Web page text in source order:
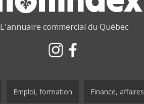
L'annuaire commercial du Québec
Emploi, formation Finance, affaires